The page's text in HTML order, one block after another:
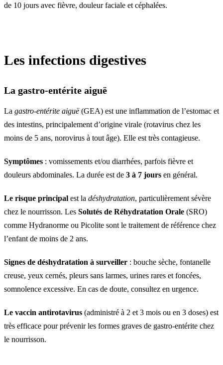
de 10 jours avec fièvre, douleur faciale et céphalées.
Les infections digestives
La gastro-entérite aiguë
La gastro-entérite aiguë(GEA) est une inflammation de l’estomac et
des intestins, principalement d’origine virale (rotavirus chez les
moins de 5 ans, norovirus à tout âge). Elle est très contagieuse.
Symptômes : vomissements et/ou diarrhées, parfois fièvre et
douleurs abdominales. La durée est de 3 à 7 jours en général.
Le risque principal est la déshydratation, particulièrement sévère
chez le nourrisson. Les Solutés de Réhydratation Orale (SRO)
comme Hydranorme ou Picolite sont le traitement de référence chez
l’enfant de moins de 2 ans.
Signes de déshydratation à surveiller : bouche sèche, fontanelle
creuse, yeux cernés, pleurs sans larmes, urines rares et foncées,
somnolence excessive. En cas de doute, consultez en urgence.
Le vaccin antirotavirus (administré à 2 et 3 mois ou en 3 doses) est
très efficace pour prévenir les formes graves de gastro-entérite chez
le nourrisson.